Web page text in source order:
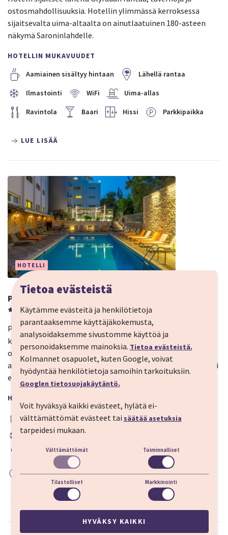
ostosmahdollisuuksia. Hotellin ylimmässä kerroksessa
sijaitsevalta uima-altaalta on ainutlaatuinen 180-asteen
näkymä Saroninlahdelle.
HOTELLIN MUKAVUUDET
Aamiainen sisältyy hintaan
Lähellä rantaa
Ilmastointi WiFi Uima-allas
Ravintola Baari Hissi Parkkipaikka
LUE LISÄÄ
HOTELLI
Palmyra Beach Hotel
Palmyra Beach Hotel sijaitsee lähellä Ateenan Rivieraksi
kutsuttua rantaa ja on lisäksi lyhyen matkan päässä
ostosmahdollisuuksista ja tavernoista. Hotellin oma uima-
allas tarjoaa myös mahdollisuuden virkistäytymiseen, mikäli
et jostain syystä halua lähteä jollekin Glyfadan rannoista.
HOTELLIN MUKAVUUDET
Aamiainen sisältyy hintaan
Lähellä rantaa
Ilmastointi
Ravintola Baari Kuntosali Hissi
Parkkipaikka
LUE LISÄÄ
Tietoa evästeistä
Käytämme evästeitä ja henkilötietoja
parantaaksemme käyttäjäkokemusta,
analysoidaksemme sivustomme käyttöä ja
personoidaksemme mainoksia. Tietoa evästeistä.
Kolmannet osapuolet, kuten Google, voivat
hyödyntää henkilötietoja samoihin tarkoituksiin.
Googlen tietosuojakäytäntö.
Voit hyväksyä kaikki evästeet, hylätä ei-
välttämättömät evästeet tai säätää asetuksia
tarpeidesi mukaan.
Välttämättömät Toiminnalliset
Tilastolliset Markkinointi
HYVÄKSY KAIKKI